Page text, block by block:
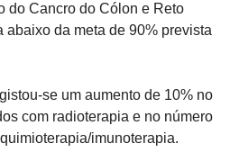
do Cancro do Cólon e Reto
abaixo da meta de 90% prevista
se um aumento de 10% no
com radioterapia e no número
imunoterapia.